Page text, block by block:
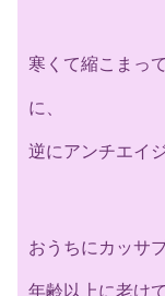
寒くて縮こまっ
に、
逆にアンチエイ
おうちにカッサ
年齢以上に老け